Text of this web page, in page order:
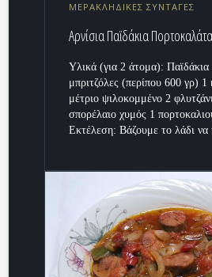
ΜΕΡΑΚΛΗΔΙΚΕΣ ΣΥΝΤΑΓΕΣ
Αρνίσια Παϊδάκια
Υλικά (για 2 άτομα): Παϊδάκια
μπριτζόλες (περίπου 600 γρ) 1
μέτριο ψιλοκομμένο 2
σπορέλαιο χυμός 1
Εκτέλεση: Βάζουμε το λάδι να